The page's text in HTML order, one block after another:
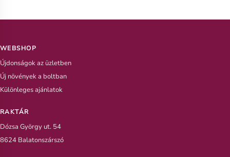
WEBSHOP
Újdonságok az üzletben
Új növények a boltban
Különleges ajánlatok
RAKTÁR
Dózsa György ut. 54
8624 Balatonszárszó